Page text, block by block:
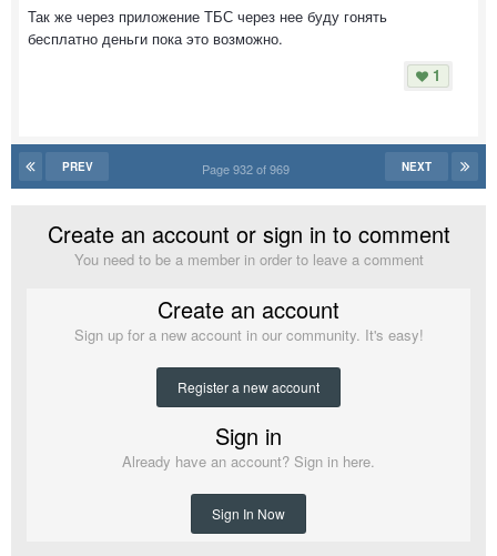
Так же через приложение ТБС через нее буду гонять
бесплатно деньги пока это возможно.
1
PREV NEXT
Page 932 of 969
Create an account or sign in to comment
You need to be a member in order to leave a comment
Create an account
Sign up for a new account in our community. It's easy!
Register a new account
Sign in
Already have an account? Sign in here.
Sign In Now